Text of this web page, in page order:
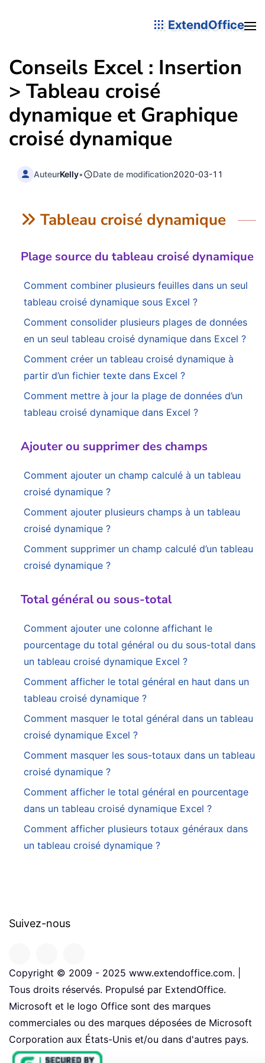
ExtendOffice
Conseils Excel : Insertion
> Tableau croisé
dynamique et Graphique
croisé dynamique
AuteurKelly• Date de modification2020-03-11
Tableau croisé dynamique
Plage source du tableau croisé dynamique
Comment combiner plusieurs feuilles dans un seul
tableau croisé dynamique sous Excel ?
Comment consolider plusieurs plages de données
en un seul tableau croisé dynamique dans Excel ?
Comment créer un tableau croisé dynamique à
partir d’un fichier texte dans Excel ?
Comment mettre à jour la plage de données d’un
tableau croisé dynamique dans Excel ?
Ajouter ou supprimer des champs
Comment ajouter un champ calculé à un tableau
croisé dynamique ?
Comment ajouter plusieurs champs à un tableau
croisé dynamique ?
Comment supprimer un champ calculé d’un tableau
croisé dynamique ?
Total général ou sous-total
Comment ajouter une colonne affichant le
pourcentage du total général ou du sous-total dans
un tableau croisé dynamique Excel ?
Comment afficher le total général en haut dans un
tableau croisé dynamique ?
Comment masquer le total général dans un tableau
croisé dynamique Excel ?
Comment masquer les sous-totaux dans un tableau
croisé dynamique ?
Comment afficher le total général en pourcentage
dans un tableau croisé dynamique Excel ?
Comment afficher plusieurs totaux généraux dans
un tableau croisé dynamique ?
Suivez-nous
Copyright © 2009 - 2025 www.extendoffice.com. |
Tous droits réservés. Propulsé par ExtendOffice.
Microsoft et le logo Office sont des marques
commerciales ou des marques déposées de Microsoft
Corporation aux États-Unis et/ou dans d'autres pays.